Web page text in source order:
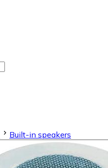
Built-in speakers